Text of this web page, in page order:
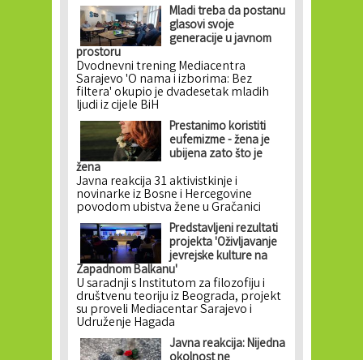
Mladi treba da postanu
glasovi svoje
generacije u javnom
prostoru
Dvodnevni trening Mediacentra
Sarajevo 'O nama i izborima: Bez
filtera' okupio je dvadesetak mladih
ljudi iz cijele BiH
Prestanimo koristiti
eufemizme - žena je
ubijena zato što je
žena
Javna reakcija 31 aktivistkinje i
novinarke iz Bosne i Hercegovine
povodom ubistva žene u Gračanici
Predstavljeni rezultati
projekta 'Oživljavanje
jevrejske kulture na
Zapadnom Balkanu'
U saradnji s Institutom za filozofiju i
društvenu teoriju iz Beograda, projekt
su proveli Mediacentar Sarajevo i
Udruženje Hagada
Javna reakcija: Nijedna